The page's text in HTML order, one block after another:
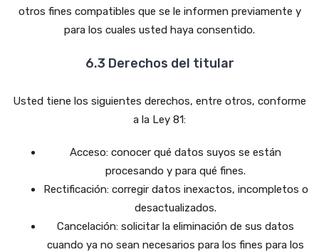
otros fines compatibles que se le informen previamente y
para los cuales usted haya consentido.
6.3 Derechos del titular
Usted tiene los siguientes derechos, entre otros, conforme
a la Ley 81:
Acceso: conocer qué datos suyos se están
procesando y para qué fines.
Rectificación: corregir datos inexactos, incompletos o
desactualizados.
Cancelación: solicitar la eliminación de sus datos
cuando ya no sean necesarios para los fines para los